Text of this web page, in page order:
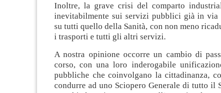
Inoltre, la grave crisi del comparto
inevitabilmente sui servizi pubblici già in via
su tutti quello della Sanità, con non meno
i trasporti e tutti gli altri servizi.
A nostra opinione occorre un cambio di
corso, con una loro inderogabile
pubbliche che coinvolgano la cittadinanza,
condurre ad uno Sciopero Generale di tutto il